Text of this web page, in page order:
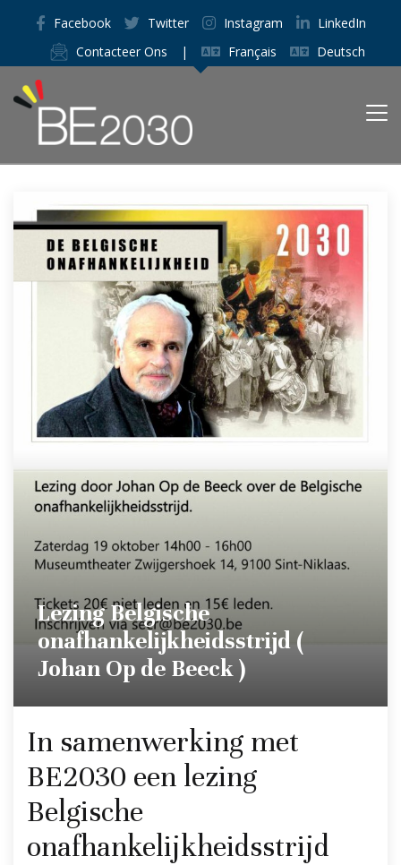
Facebook Twitter Instagram
LinkedIn
Contacteer Ons
| Français Deutsch
Lezing Belgische
onafhankelijkheidsstrijd (
Johan Op de Beeck )
In samenwerking met
BE2030 een lezing
Belgische
onafhankelijkheidsstrijd